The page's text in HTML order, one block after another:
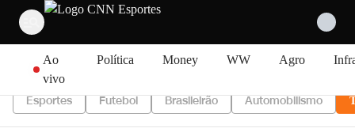
Ao
vivo
Política Money WW Agro
Esportes Futebol Brasileirão Automobilismo